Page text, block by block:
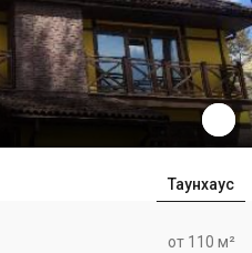
Таунхаус
от 110 м²